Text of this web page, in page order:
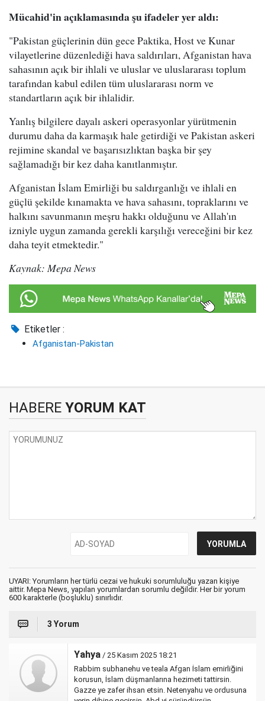
Mücahid'in açıklamasında şu ifadeler yer aldı:
"Pakistan güçlerinin dün gece Paktika, Host ve Kunar
vilayetlerine düzenlediği hava saldırıları, Afganistan hava
sahasının açık bir ihlali ve uluslar ve uluslararası toplum
tarafından kabul edilen tüm uluslararası norm ve
standartların açık bir ihlalidir.
Yanlış bilgilere dayalı askeri operasyonlar yürütmenin
durumu daha da karmaşık hale getirdiği ve Pakistan askeri
rejimine skandal ve başarısızlıktan başka bir şey
sağlamadığı bir kez daha kanıtlanmıştır.
Afganistan İslam Emirliği bu saldırganlığı ve ihlali en
güçlü şekilde kınamakta ve hava sahasını, topraklarını ve
halkını savunmanın meşru hakkı olduğunu ve Allah'ın
izniyle uygun zamanda gerekli karşılığı vereceğini bir kez
daha teyit etmektedir."
Kaynak: Mepa News
Etiketler :
Afganistan-Pakistan
HABERE YORUM KAT
UYARI: Yorumların her türlü cezai ve hukuki sorumluluğu yazan kişiye
aittir. Mepa News, yapılan yorumlardan sorumlu değildir. Her bir yorum
600 karakterle (boşluklu) sınırlıdır.
3 Yorum
Yahya / 25 Kasım 2025 18:21
Rabbim subhanehu ve teala Afgan İslam emirliğini
korusun, İslam düşmanlarına hezimeti tattirsin.
Gazze ye zafer ihsan etsin. Netenyahu ve ordusuna